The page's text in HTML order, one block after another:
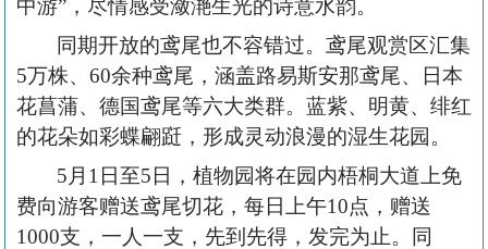
中游”，尽情感受潋滟生光的诗意水韵。
同期开放的鸢尾也不容错过。鸢尾观赏区汇集
5万株、60余种鸢尾，涵盖路易斯安那鸢尾、日本
花菖蒲、德国鸢尾等六大类群。蓝紫、明黄、绯红
的花朵如彩蝶翩跹，形成灵动浪漫的湿生花园。
5月1日至5日，植物园将在园内梧桐大道上免
费向游客赠送鸢尾切花，每日上午10点，赠送
1000支，一人一支，先到先得，发完为止。同